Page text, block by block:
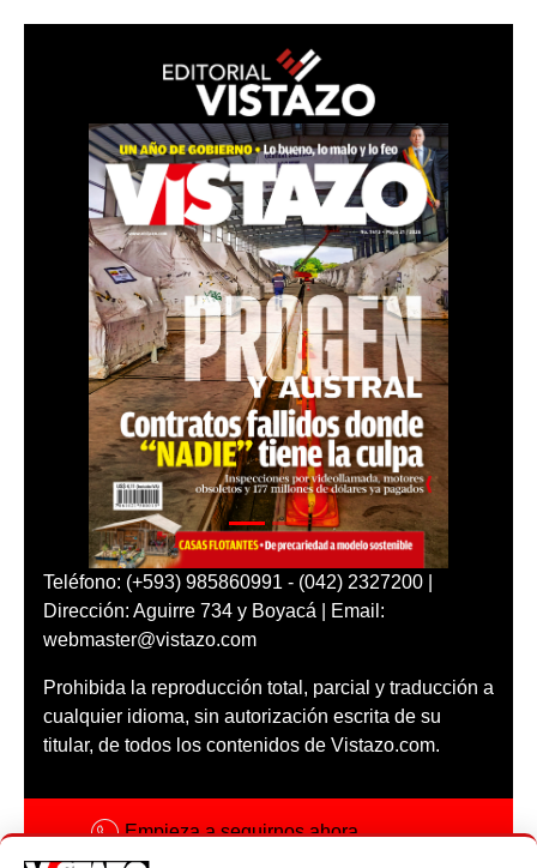
Teléfono: (+593) 985860991 - (042) 2327200 |
Dirección: Aguirre 734 y Boyacá | Email:
webmaster@vistazo.com
Prohibida la reproducción total, parcial y traducción a
cualquier idioma, sin autorización escrita de su
titular, de todos los contenidos de Vistazo.com.
Empieza a seguirnos ahora